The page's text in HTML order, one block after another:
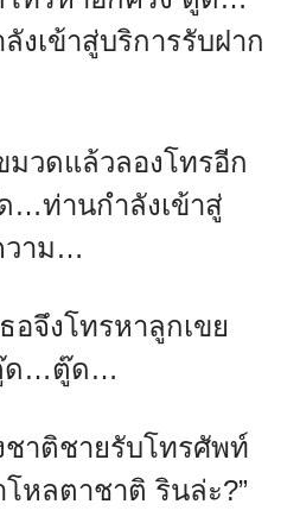
เข้าสู่บริการรับฝาก
มวดแล้วลองโทรอีก
ท่านกำลังเข้าสู่
วาม…
อจึงโทรหาลูกเขย
…ตู๊ด…
ชาติชายรับโทรศัพท์
หลตาชาติ รินล่ะ?”